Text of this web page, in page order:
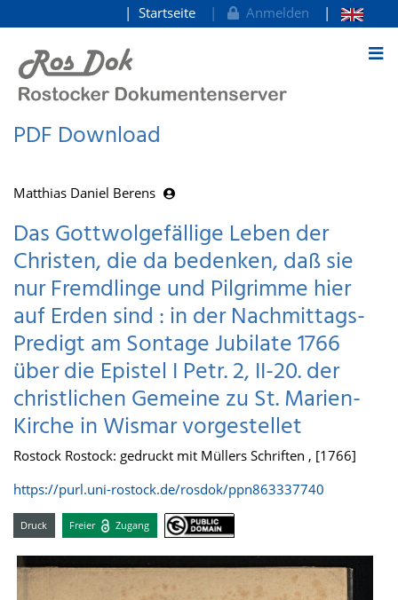
zum Inhalt
Startseite Anmelden
PDF Download
Matthias Daniel Berens
Das Gottwolgefällige Leben der
Christen, die da bedenken, daß sie
nur Fremdlinge und Pilgrimme hier
auf Erden sind : in der Nachmittags-
Predigt am Sontage Jubilate 1766
über die Epistel I Petr. 2, II-20. der
christlichen Gemeine zu St. Marien-
Kirche in Wismar vorgestellet
Rostock Rostock: gedruckt mit Müllers Schriften , [1766]
https://purl.uni-rostock.de/rosdok/ppn863337740
Druck Freier Zugang